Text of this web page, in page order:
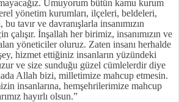
Umuyorum bütün kamu kurum
yönetim kurumları, ilçeleri, beldeleri,
tavır ve davranışlarla insanımızın
çalışır. İnşallah her birimiz, insanımızın ve
yöneticiler oluruz. Zaten insanı herhalde
hizmet ettiğiniz insanların yüzündeki
ve size sunduğu güzel cümlelerdir diye
Allah bizi, milletimize mahcup etmesin.
insanlarına, hemşehrilerimize mahcup
hayırlı olsun.”